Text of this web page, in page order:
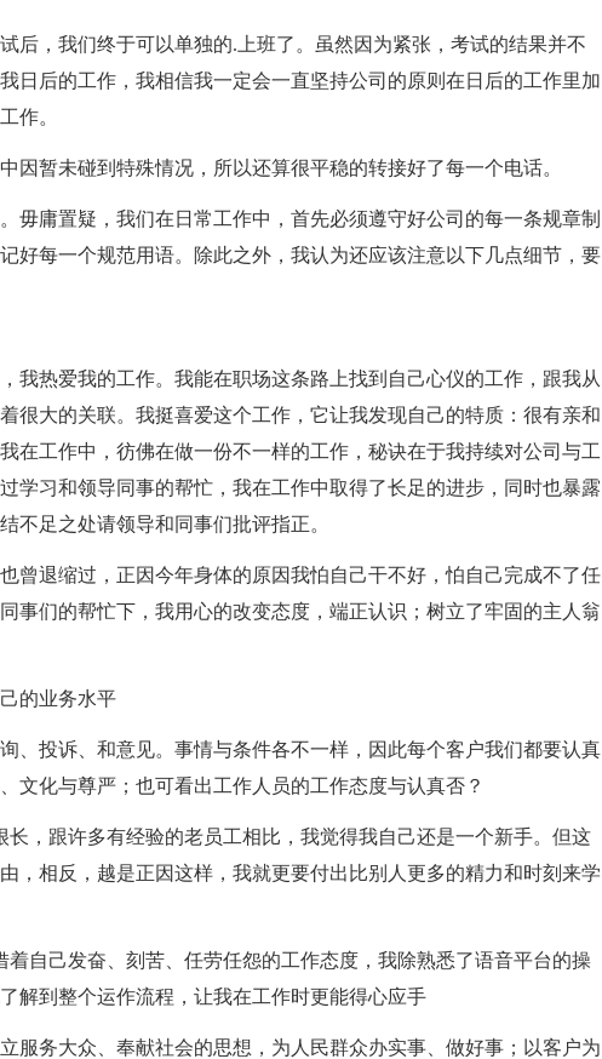
后，我们终于可以单独的.上班了。虽然因为紧张，考试的结果并不
日后的工作，我相信我一定会一直坚持公司的原则在日后的工作里加
作。
因暂未碰到特殊情况，所以还算很平稳的转接好了每一个电话。
毋庸置疑，我们在日常工作中，首先必须遵守好公司的每一条规章制
好每一个规范用语。除此之外，我认为还应该注意以下几点细节，要
我热爱我的工作。我能在职场这条路上找到自己心仪的工作，跟我从
很大的关联。我挺喜爱这个工作，它让我发现自己的特质：很有亲和
在工作中，彷佛在做一份不一样的工作，秘诀在于我持续对公司与工
学习和领导同事的帮忙，我在工作中取得了长足的进步，同时也暴露
不足之处请领导和同事们批评指正。
曾退缩过，正因今年身体的原因我怕自己干不好，怕自己完成不了任
事们的帮忙下，我用心的改变态度，端正认识；树立了牢固的主人翁
的业务水平
、投诉、和意见。事情与条件各不一样，因此每个客户我们都要认真
文化与尊严；也可看出工作人员的工作态度与认真否？
长，跟许多有经验的老员工相比，我觉得我自己还是一个新手。但这
，相反，越是正因这样，我就更要付出比别人更多的精力和时刻来学
着自己发奋、刻苦、任劳任怨的工作态度，我除熟悉了语音平台的操
解到整个运作流程，让我在工作时更能得心应手
服务大众、奉献社会的思想，为人民群众办实事、做好事；以客户为